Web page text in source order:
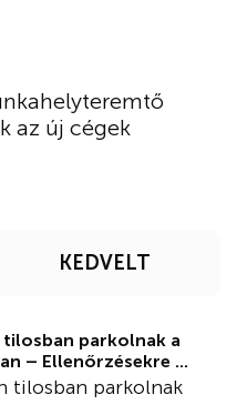
az új cégek
KEDVELT
tilosban parkolnak a
– Ellenőrzésekre ...
tilosban parkolnak